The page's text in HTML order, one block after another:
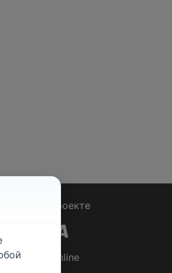
О проекте
Rabotniki.online